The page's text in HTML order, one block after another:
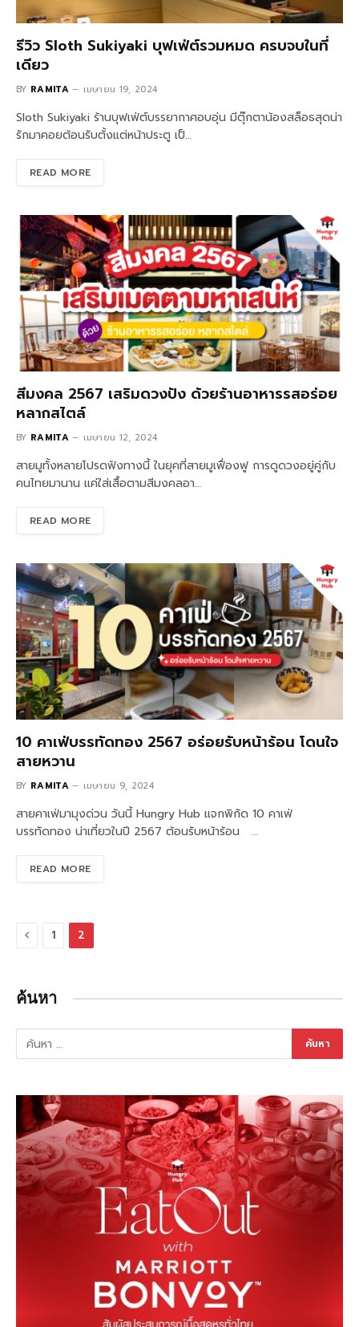
รีวิว Sloth Sukiyaki บุฟเฟ่ต์รวมหมด ครบจบในที่
เดียว
BY RAMITA เมษายน 19, 2024
Sloth Sukiyaki ร้านบุฟเฟ่ต์บรรยากาศอบอุ่น มีตุ๊กตาน้องสล็อธสุดน่า
รักมาคอยต้อนรับตั้งแต่หน้าประตู เป็…
READ MORE
สีมงคล 2567 เสริมดวงปัง ด้วยร้านอาหารรสอร่อย
หลากสไตล์
BY RAMITA เมษายน 12, 2024
สายมูทั้งหลายโปรดฟังทางนี้ ในยุคที่สายมูเฟื่องฟู การดูดวงอยู่คู่กับ
คนไทยมานาน แค่ใส่เสื้อตามสีมงคลอา…
READ MORE
10 คาเฟ่บรรทัดทอง 2567 อร่อยรับหน้าร้อน โดนใจ
สายหวาน
BY RAMITA เมษายน 9, 2024
สายคาเฟ่มามุงด่วน วันนี้ Hungry Hub แจกพิกัด 10 คาเฟ่
บรรทัดทอง น่าเที่ยวในปี 2567 ต้อนรับหน้าร้อน …
READ MORE
Previous
1 2
ค้นหา